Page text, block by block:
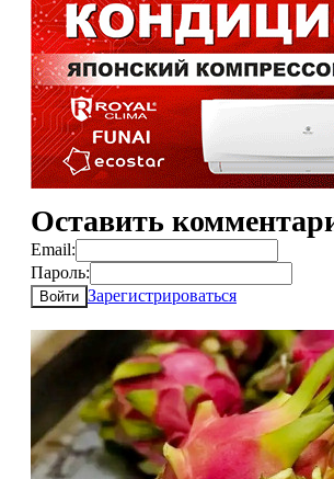
Оставить
Email:
Пароль:
Войти Зарегистрироваться